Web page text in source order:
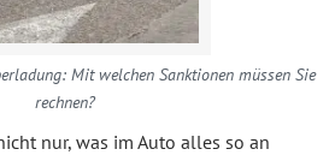
Mit welchen Sanktionen müssen Sie
rechnen?
nur, was im Auto alles so an